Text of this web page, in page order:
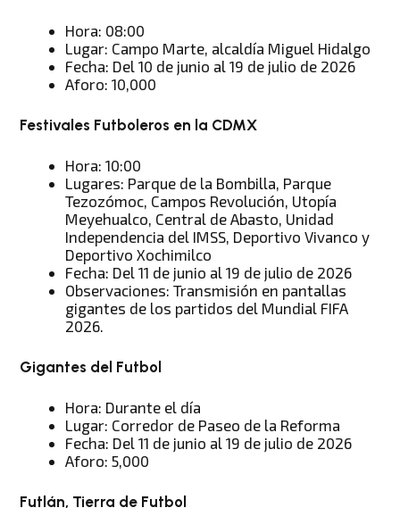
Hora: 08:00
Lugar: Campo Marte, alcaldía Miguel Hidalgo
Fecha: Del 10 de junio al 19 de julio de 2026
Aforo: 10,000
Festivales Futboleros en la CDMX
Hora: 10:00
Lugares: Parque de la Bombilla, Parque
Tezozómoc, Campos Revolución, Utopía
Meyehualco, Central de Abasto, Unidad
Independencia del IMSS, Deportivo Vivanco y
Deportivo Xochimilco
Fecha: Del 11 de junio al 19 de julio de 2026
Observaciones: Transmisión en pantallas
gigantes de los partidos del Mundial FIFA
2026.
Gigantes del Futbol
Hora: Durante el día
Lugar: Corredor de Paseo de la Reforma
Fecha: Del 11 de junio al 19 de julio de 2026
Aforo: 5,000
Futlán, Tierra de Futbol